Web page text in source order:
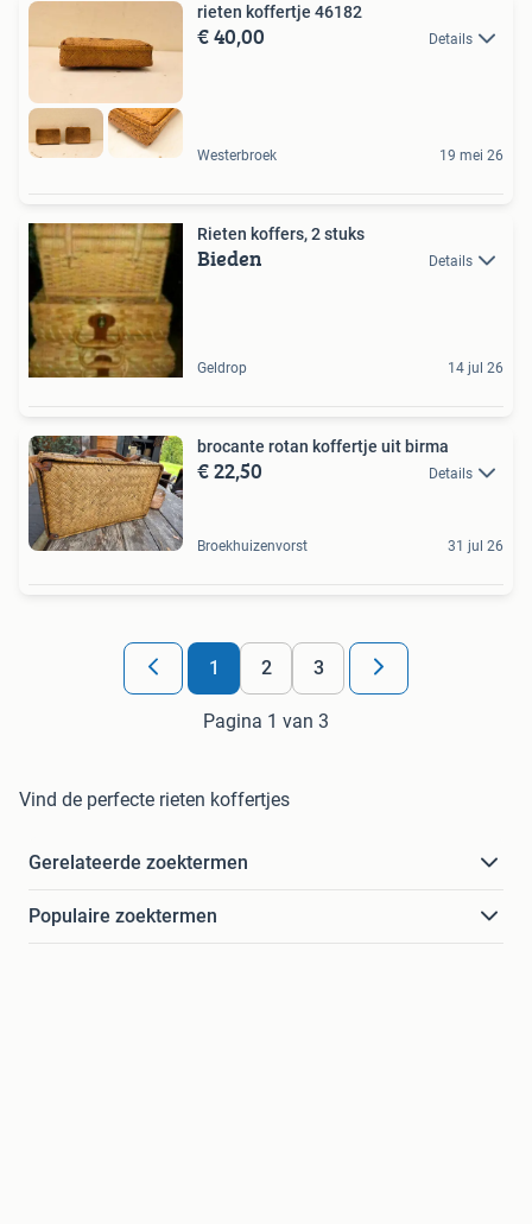
rieten koffertje 46182
€ 40,00 Details
Westerbroek 19 mei 26
Rieten koffers, 2 stuks
Bieden Details
Geldrop 14 jul 26
brocante rotan koffertje uit birma
€ 22,50 Details
Broekhuizenvorst 31 jul 26
1 2 3
Pagina 1 van 3
Vind de perfecte rieten koffertjes
Gerelateerde zoektermen
Populaire zoektermen